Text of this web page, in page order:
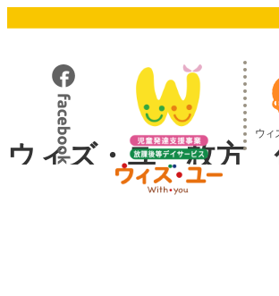
ン
ウィ
ウィズ・ユー枚方